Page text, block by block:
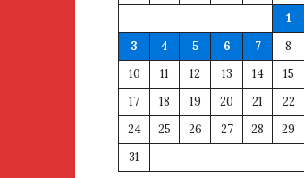
1
3
4 5 6 7 8
10
11 12 13 14 15
17
18 19 20 21 22
24
25 26 27 28 29
31